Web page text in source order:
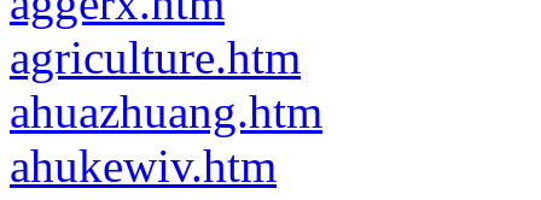
agriculture.htm
ahuazhuang.htm
ahukewiv.htm